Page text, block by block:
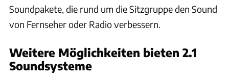
Soundpakete, die rund um die Sitzgruppe den Sound
von Fernseher oder Radio verbessern.
Weitere Möglichkeiten bieten 2.1
SoundsystemeAndreas Becker, Benjamin Köbler-Linsner, Hersteller